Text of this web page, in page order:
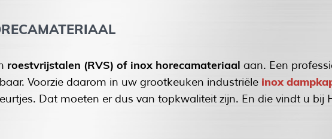
roestvrijstalen (RVS) of inox horecamateriaal aan. Een
Voorzie daarom in uw grootkeuken industriële inox
Dat moeten er dus van topkwaliteit zijn. En die vindt u bij